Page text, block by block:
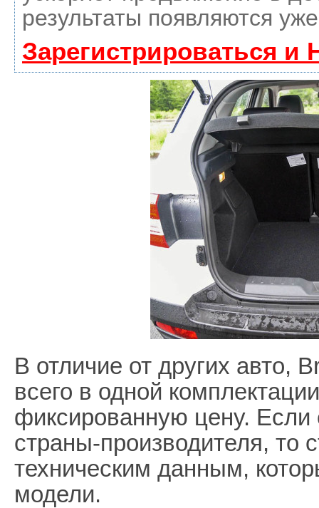
результаты появляются
Зарегистрироваться и
В отличие от других авто,
всего в одной
фиксированную цену. Если
страны-производителя, то
техническим данным,
модели.